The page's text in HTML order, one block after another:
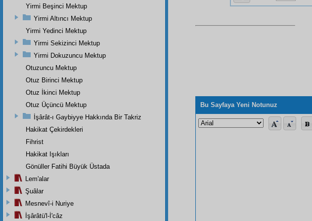
Bu Sayfaya Yeni Notunuz
Yirmi Beşinci Mektup
Yirmi Altıncı Mektup
Yirmi Yedinci Mektup
Yirmi Sekizinci Mektup
Yirmi Dokuzuncu Mektup
Otuzuncu Mektup
Otuz Birinci Mektup
Otuz İkinci Mektup
Otuz Üçüncü Mektup
İşârât-ı Gaybiyye Hakkında Bir Takriz
Hakikat Çekirdekleri
Fihrist
Hakikat Işıkları
Gönüller Fatihi Büyük Üstada
Lem'alar
Şuâlar
Mesnevî-i Nuriye
İşârâtü'l-İ'câz